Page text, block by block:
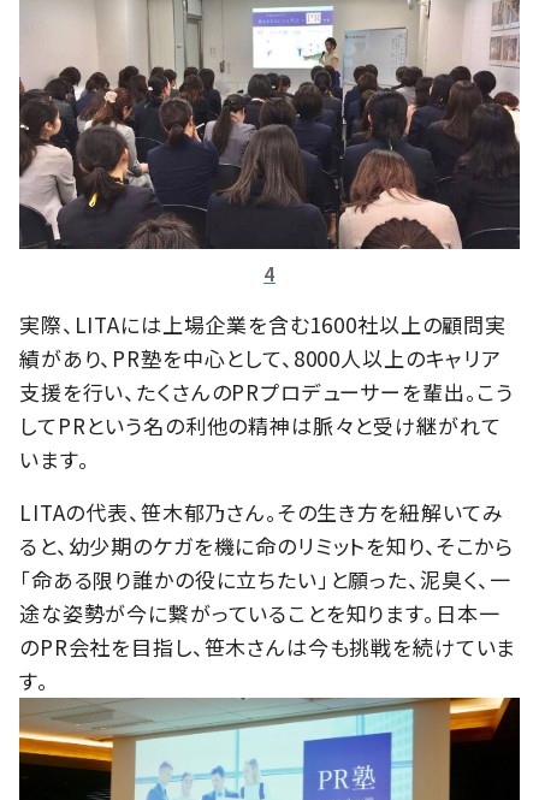
4
実際、LITAには上場企業を含む1600社以上の顧問実
績があり、PR塾を中心として、8000人以上のキャリア
支援を行い、たくさんのPRプロデューサーを輩出。こう
してPRという名の利他の精神は脈々と受け継がれて
います。
LITAの代表、笹木郁乃さん。その生き方を紐解いてみ
ると、幼少期のケガを機に命のリミットを知り、そこから
「命ある限り誰かの役に立ちたい」と願った、泥臭く、一
途な姿勢が今に繋がっていることを知ります。日本一
のPR会社を目指し、笹木さんは今も挑戦を続けていま
す。